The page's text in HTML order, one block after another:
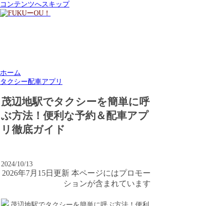
コンテンツへスキップ
ホーム
タクシー配車アプリ
茂辺地駅でタクシーを簡単に呼
ぶ方法！便利な予約＆配車アプ
リ徹底ガイド
2024/10/13
2026年7月15日更新 本ページにはプロモー
ションが含まれています